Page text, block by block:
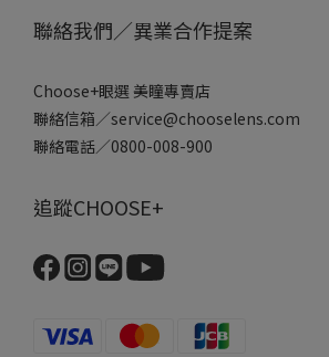
聯絡我們／異業合作提案
Choose+眼選 美瞳專賣店
聯絡信箱／service@chooselens.com
聯絡電話／0800-008-900
追蹤CHOOSE+